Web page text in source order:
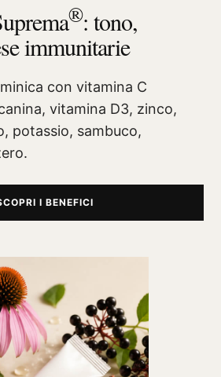
®: tono,
immunitarie
con vitamina C
vitamina D3, zinco,
potassio, sambuco,
I BENEFICI